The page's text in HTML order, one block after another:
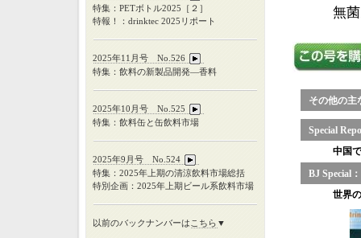
無
その他の主
Special
中国
BJ Special
世界
特集：PETボトル2025
［２］
特報！：drinktec 2025 リポート
2025年11月号 No.526
特集：飲料の新製品開発―香料
2025年10月号 No.525
特集：飲料缶と缶飲料市場
2025年9月号 No.524
特集：2025年上期の清涼飲料市場総括
特別企画：2025年上期ビール系飲料市場
以前のバックナンバーは こちら ▼